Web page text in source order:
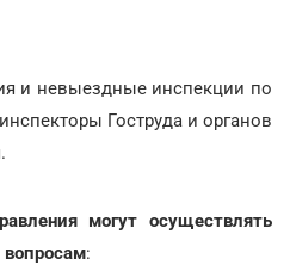
и невыездные инспекции по
Гоструда и органов
могут осуществлять
вопросам: